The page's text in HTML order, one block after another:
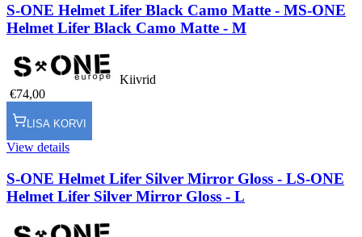
S-ONE Helmet Lifer Black Camo Matte - MS-ONE
Helmet Lifer Black Camo Matte - M
Kiivrid
€74,00
LISA KORVI
View details
S-ONE Helmet Lifer Silver Mirror Gloss - LS-ONE
Helmet Lifer Silver Mirror Gloss - L